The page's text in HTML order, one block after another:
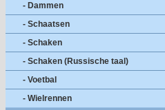
- Dammen
- Schaatsen
- Schaken
- Schaken (Russische taal)
- Voetbal
- Wielrennen